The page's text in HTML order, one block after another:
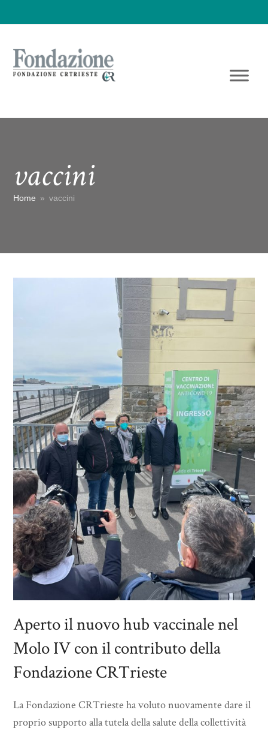
vaccini
Home » vaccini
Aperto il nuovo hub vaccinale nel
Molo IV con il contributo della
Fondazione CRTrieste
La Fondazione CRTrieste ha voluto nuovamente dare il
proprio supporto alla tutela della salute della collettività